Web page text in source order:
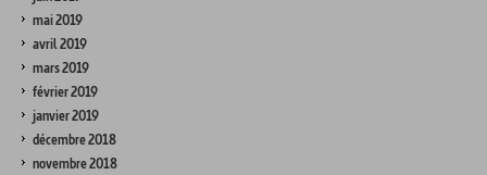
mai 2019
avril 2019
mars 2019
février 2019
janvier 2019
décembre 2018
novembre 2018